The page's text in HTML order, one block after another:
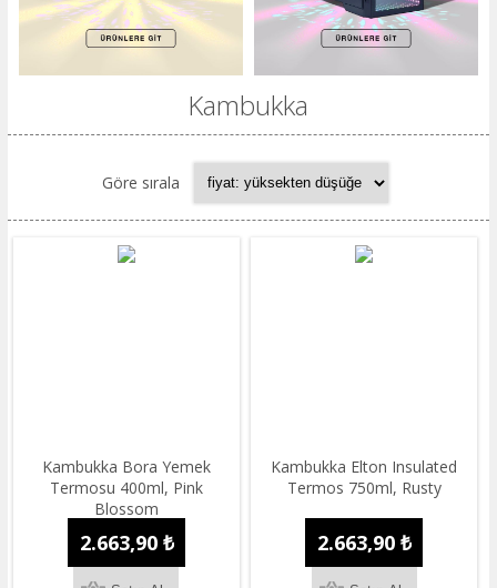
​Kambukka
Göre sırala
​Kambukka Bora Yemek
Termosu 400ml, Pink
Blossom
2.663,90 ₺
​Kambukka Elton Insulated
Termos 750ml, Rusty
2.663,90 ₺